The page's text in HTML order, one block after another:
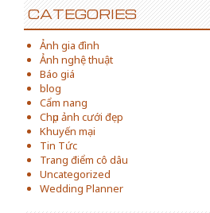
CATEGORIES
Ảnh gia đình
Ảnh nghệ thuật
Báo giá
blog
Cẩm nang
Chụp ảnh cưới đẹp
Khuyến mại
Tin Tức
Trang điểm cô dâu
Uncategorized
Wedding Planner